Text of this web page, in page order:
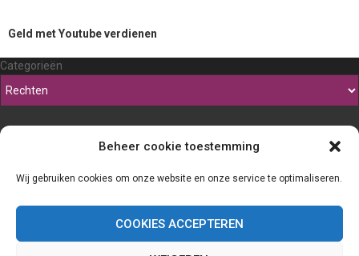
Beheer cookie toestemming
Wij gebruiken cookies om onze website en onze service te optimaliseren.
COOKIES ACCEPTEREN
Geld met Youtube verdienen
Categorieën